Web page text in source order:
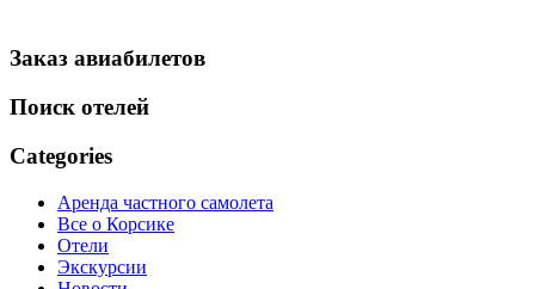
Заказ авиабилетов
Поиск отелей
Categories
Аренда частного самолета
Все о Корсике
Отели
Экскурсии